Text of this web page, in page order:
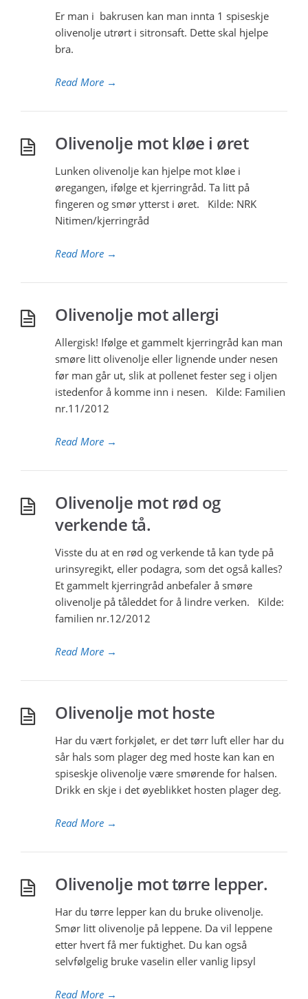
Er man i bakrusen kan man innta 1 spiseskje
olivenolje utrørt i sitronsaft. Dette skal hjelpe
bra.
Read More →
Olivenolje mot kløe i øret
Lunken olivenolje kan hjelpe mot kløe i
øregangen, ifølge et kjerringråd. Ta litt på
fingeren og smør ytterst i øret. Kilde: NRK
Nitimen/kjerringråd
Read More →
Olivenolje mot allergi
Allergisk! Ifølge et gammelt kjerringråd kan man
smøre litt olivenolje eller lignende under nesen
før man går ut, slik at pollenet fester seg i oljen
istedenfor å komme inn i nesen. Kilde: Familien
nr.11/2012
Read More →
Olivenolje mot rød og
verkende tå.
Visste du at en rød og verkende tå kan tyde på
urinsyregikt, eller podagra, som det også kalles?
Et gammelt kjerringråd anbefaler å smøre
olivenolje på tåleddet for å lindre verken. Kilde:
familien nr.12/2012
Read More →
Olivenolje mot hoste
Har du vært forkjølet, er det tørr luft eller har du
sår hals som plager deg med hoste kan kan en
spiseskje olivenolje være smørende for halsen.
Drikk en skje i det øyeblikket hosten plager deg.
Read More →
Olivenolje mot tørre lepper.
Har du tørre lepper kan du bruke olivenolje.
Smør litt olivenolje på leppene. Da vil leppene
etter hvert få mer fuktighet. Du kan også
selvfølgelig bruke vaselin eller vanlig lipsyl
Read More →